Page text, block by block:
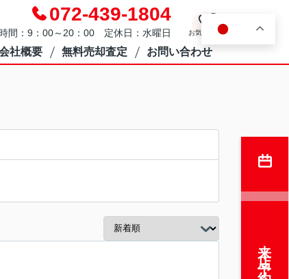
072-439-1804
間：9：00～20：00 定休日：水曜日 お気に入り
社概要 無料売却査定 お問い合わせ
来店予約